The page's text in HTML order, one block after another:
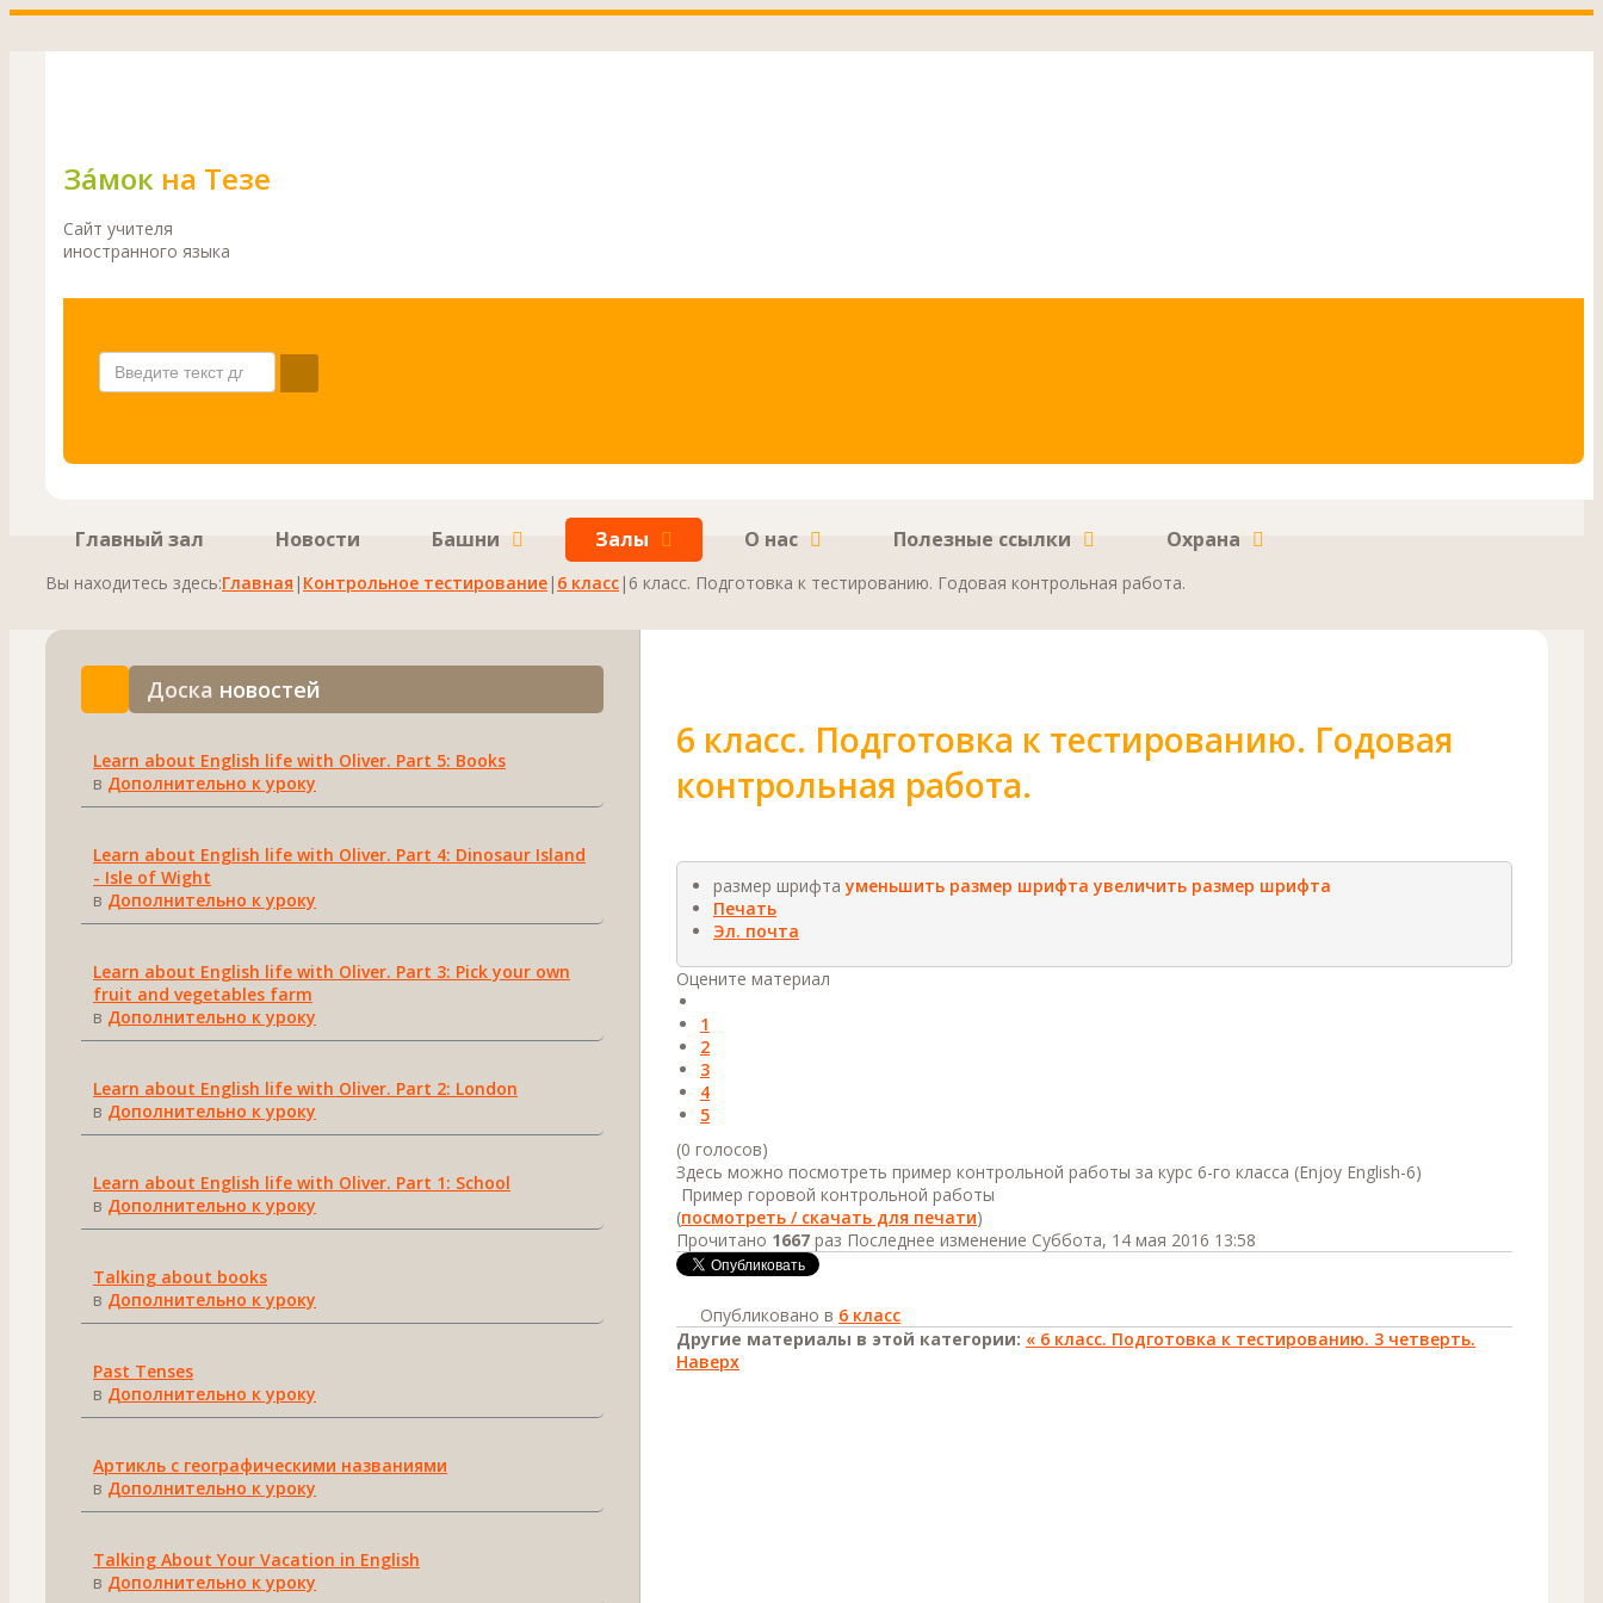
Зáмок на Тезе
Сайт учителя
иностранного языка
Главный зал Новости Башни Залы О нас Полезные ссылки Охрана
Вы находитесь здесь:Главная | Контрольное тестирование | 6 класс | 6 класс. Подготовка к тестированию. Годовая контрольная работа.
Доска новостей
Learn about English life with Oliver. Part 5: Books
в Дополнительно к уроку
Learn about English life with Oliver. Part 4: Dinosaur Island
- Isle of Wight
в Дополнительно к уроку
Learn about English life with Oliver. Part 3: Pick your own
fruit and vegetables farm
в Дополнительно к уроку
Learn about English life with Oliver. Part 2: London
в Дополнительно к уроку
Learn about English life with Oliver. Part 1: School
в Дополнительно к уроку
Talking about books
в Дополнительно к уроку
Past Tenses
в Дополнительно к уроку
Артикль с географическими названиями
в Дополнительно к уроку
Talking About Your Vacation in English
в Дополнительно к уроку
6 класс. Подготовка к тестированию. Годовая
контрольная работа.
размер шрифта уменьшить размер шрифта увеличить размер шрифта
Печать
Эл. почта
Оцените материал
1
2
3
4
5
(0 голосов)
Здесь можно посмотреть пример контрольной работы за курс 6-го класса (Enjoy English-6)
Пример горовой контрольной работы
(посмотреть / скачать для печати)
Прочитано 1667 раз Последнее изменение Суббота, 14 мая 2016 13:58
Опубликовано в 6 класс
Другие материалы в этой категории: « 6 класс. Подготовка к тестированию. 3 четверть.
Наверх